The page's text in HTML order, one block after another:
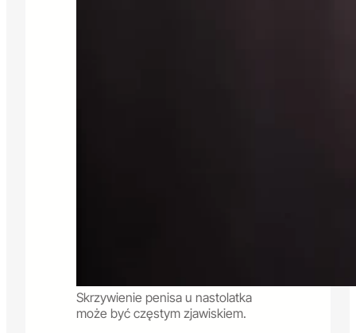
Skrzywienie penisa u nastolatka
może być częstym zjawiskiem.